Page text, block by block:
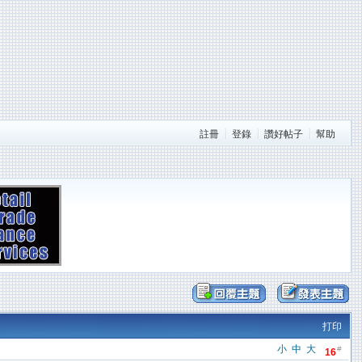
註冊 登錄 讚好帖子 幫助
打印
16#
大
中
小